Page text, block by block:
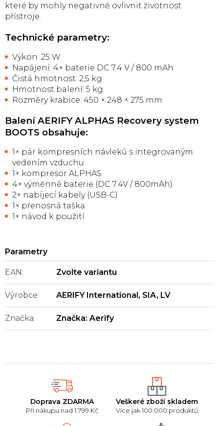
Doprava ZDARMA
Při nákupu nad 1.799 Kč
Veškeré zboží skladem
Více jak 100.000 produktů
které by mohly negativně ovlivnit životnost
přístroje.
Technické parametry:
Výkon: 25 W
Napájení: 4× baterie DC 7.4 V / 800 mAh
Čistá hmotnost: 2,5 kg
Hmotnost balení: 5 kg
Rozměry krabice: 450 × 248 × 275 mm
Balení AERIFY ALPHAS Recovery system
BOOTS obsahuje:
1× pár kompresních návleků s integrovaným
vedením vzduchu
1× kompresor ALPHAS
4× výměnné baterie (DC 7.4V / 800mAh)
2× nabíjecí kabely (USB-C)
1× přenosná taška
1× návod k použití
EAN : Zvolte variantu
Výrobce: AERIFY International, SIA, LV
Značka Značka: Aerify